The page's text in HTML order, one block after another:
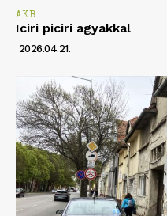
AKB
Iciri piciri agyakkal
2026.04.21.